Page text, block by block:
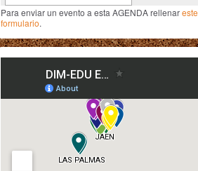
Para enviar un evento a esta AGENDA rellenareste
formulario.